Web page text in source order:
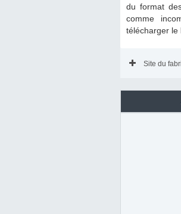
du format
comme
télécharger le
Site du